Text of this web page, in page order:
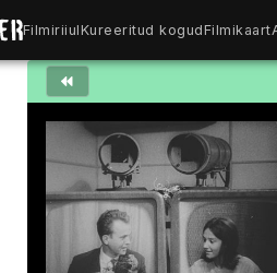
FilmiriiulKureeritud kogudFilmikaart